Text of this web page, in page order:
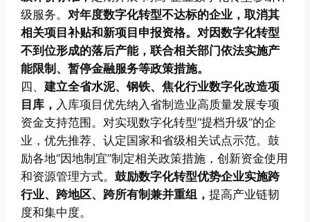
级服务。 对年度数字化转型不达标的企业，取消其
相关项目补贴和新项目申报资格。对因数字化转型
不到位形成的落后产能，联合相关部门依法实施产
能限制、暂停金融服务等政策措施。
四、建立全省水泥、钢铁、焦化行业数字化改造项
目库， 入库项目优先纳入省制造业高质量发展专项
资金支持范围。对实现数字化转型“提档升级”的企
业，优先推荐、认定国家和省级相关试点示范。鼓
励各地“因地制宜”制定相关政策措施，创新资金使用
和资源管理方式。鼓励数字化转型优势企业实施跨
行业、跨地区、跨所有制兼并重组，提高产业链韧
度和集中度。